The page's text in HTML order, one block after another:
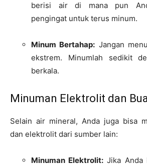
berisi air di mana pun
pengingat untuk terus minum.
Minum Bertahap: Jangan
ekstrem. Minumlah sedikit
berkala.
Minuman Elektrolit dan
Selain air mineral, Anda juga bisa
dan elektrolit dari sumber lain:
Minuman Elektrolit: Jika Anda